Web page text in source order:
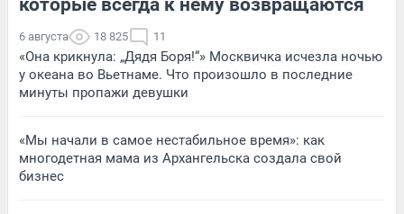
которые всегда к нему возвращаются
6 августа 18 825 11
«Она крикнула: „Дядя Боря!“» Москвичка исчезла ночью
у океана во Вьетнаме. Что произошло в последние
минуты пропажи девушки
«Мы начали в самое нестабильное время»: как
многодетная мама из Архангельска создала свой
бизнес